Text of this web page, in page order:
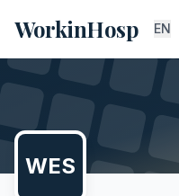
WorkinHosp EN
WES